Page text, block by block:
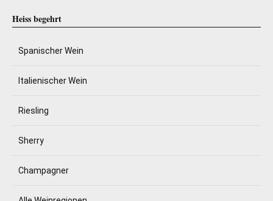
Heiss begehrt
Spanischer Wein
Italienischer Wein
Riesling
Sherry
Champagner